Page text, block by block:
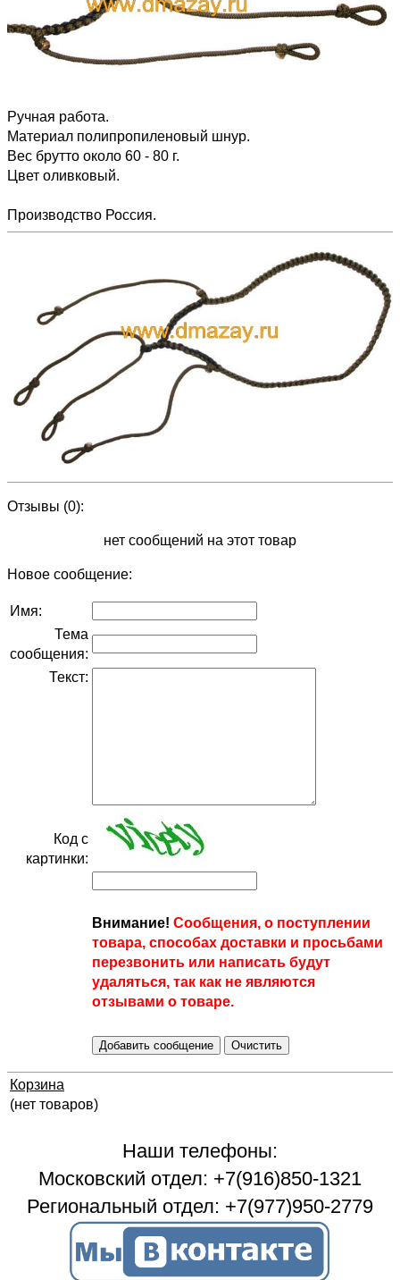
Ручная работа.
Материал полипропиленовый шнур.
Вес брутто около 60 - 80 г.
Цвет оливковый.
Производство Россия.
Отзывы (0):
нет сообщений на этот товар
Новое сообщение:
Имя:
Тема
сообщения:
Текст:
Код с
картинки:
Внимание! Сообщения, о поступлении
товара, способах доставки и просьбами
перезвонить или написать будут
удаляться, так как не являются
отзывами о товаре.
Корзина
(нет товаров)
Наши телефоны:
Московский отдел: +7(916)850-1321
Региональный отдел: +7(977)950-2779